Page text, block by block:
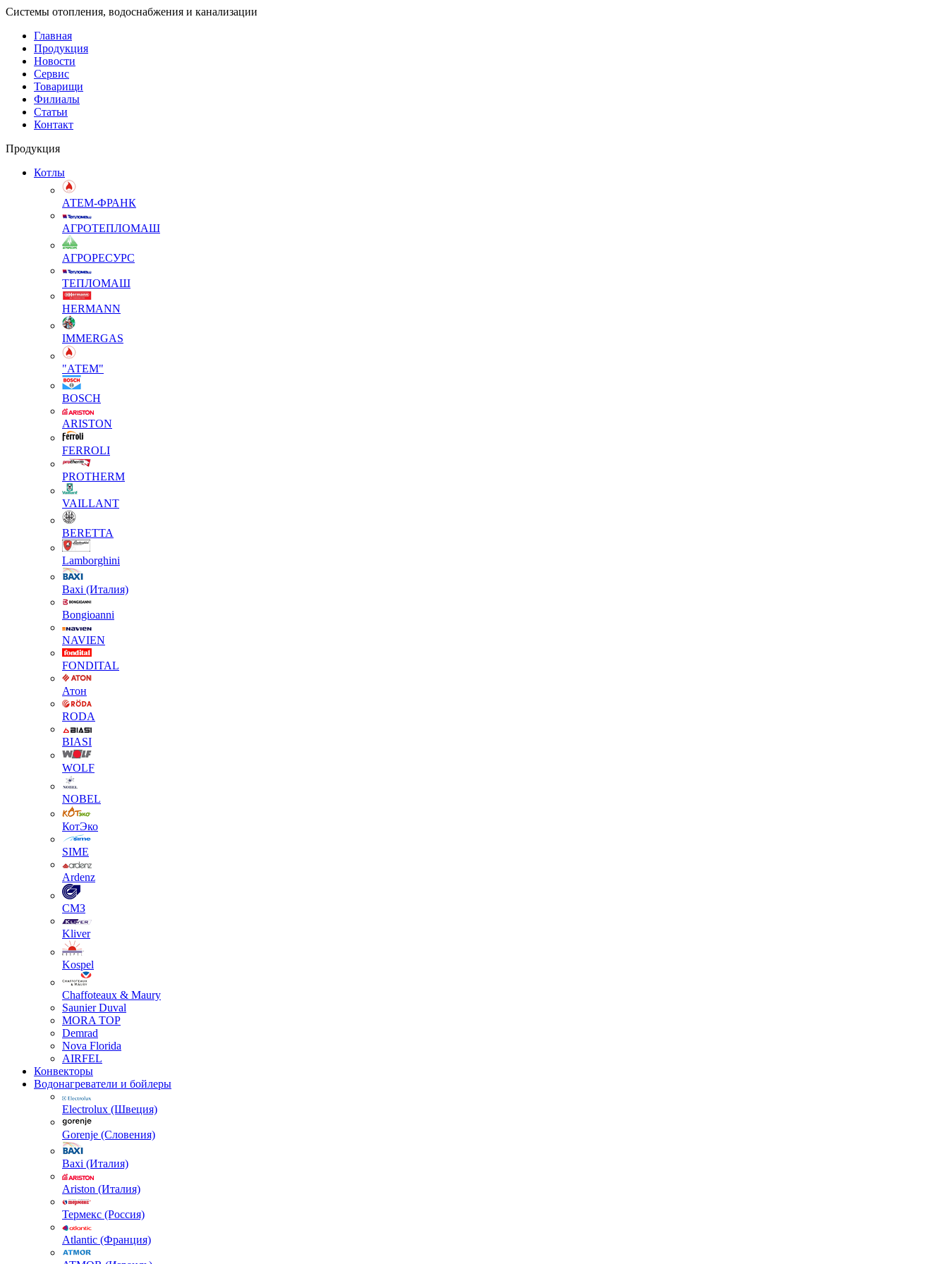
Системы отопления, водоснабжения и канализации
Главная
Продукция
Новости
Сервис
Товарищи
Филиалы
Статьи
Контакт
Продукция
Котлы
АТЕМ-ФРАНК
АГРОТЕПЛОМАШ
АГРОРЕСУРС
ТЕПЛОМАШ
HERMANN
IMMERGAS
"АТЕМ"
BOSCH
ARISTON
FERROLI
PROTHERM
VAILLANT
BERETTA
Lamborghini
Baxi (Италия)
Вongioanni
NAVIEN
FONDITAL
Атон
RODA
BIASI
WOLF
NOBEL
КотЭко
SIME
Ardenz
СМЗ
Kliver
Kospel
Chaffoteaux & Maury
Saunier Duval
MORA TOP
Demrad
Nova Florida
AIRFEL
Конвекторы
Водонагреватели и бойлеры
Electrolux (Швеция)
Gorenje (Словения)
Baxi (Италия)
Ariston (Италия)
Термекс (Россия)
Atlantic (Франция)